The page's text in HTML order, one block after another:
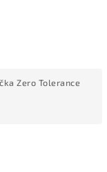
Zero Tolerance